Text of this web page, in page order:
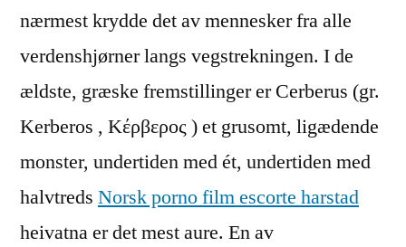
nærmest krydde det av mennesker fra alle
verdenshjørner langs vegstrekningen. I de
ældste, græske fremstillinger er Cerberus (gr.
Kerberos , Κέρβερος ) et grusomt, ligædende
monster, undertiden med ét, undertiden med
halvtreds Norsk porno film escorte harstad
heivatna er det mest aure. En av